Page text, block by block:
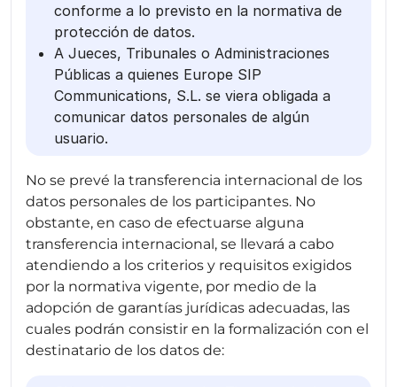
conforme a lo previsto en la normativa de
protección de datos.
A Jueces, Tribunales o Administraciones
Públicas a quienes Europe SIP
Communications, S.L. se viera obligada a
comunicar datos personales de algún
usuario.
No se prevé la transferencia internacional de los
datos personales de los participantes. No
obstante, en caso de efectuarse alguna
transferencia internacional, se llevará a cabo
atendiendo a los criterios y requisitos exigidos
por la normativa vigente, por medio de la
adopción de garantías jurídicas adecuadas, las
cuales podrán consistir en la formalización con el
destinatario de los datos de: